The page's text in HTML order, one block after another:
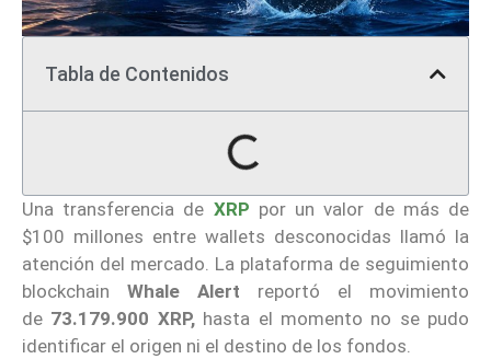
Tabla de Contenidos
Una transferencia de XRP por un valor de más de
$100 millones entre wallets desconocidas llamó la
atención del mercado. La plataforma de seguimiento
blockchain Whale Alert reportó el movimiento
de 73.179.900 XRP,hasta el momento no se pudo
identificar el origen ni el destino de los fondos.